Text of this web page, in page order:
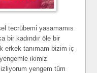
tecrübemi yasamamıs
bir kadındır öle bir
erkek tanımam bizim iç
ikimiz
yengem tüm